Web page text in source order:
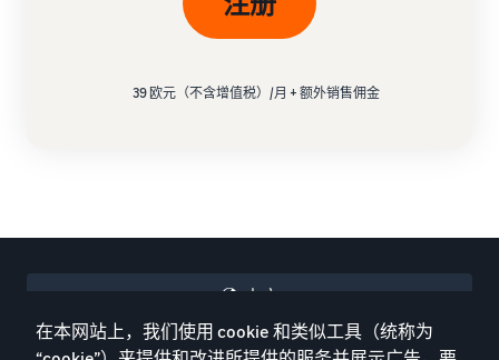
39 欧元（不含增值税）/月 + 额外销售佣金
中文
Italy
在本网站上，我们使用 cookie 和类似工具（统称为